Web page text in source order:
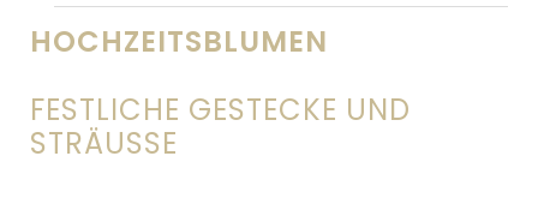
HOCHZEITSBLUMEN
FESTLICHE GESTECKE UND
STRÄUSSE